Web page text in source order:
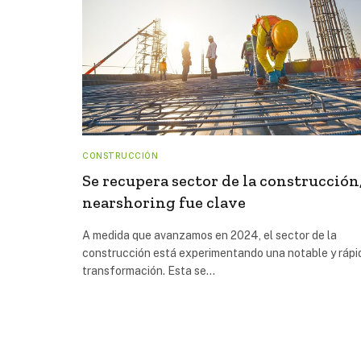
CONSTRUCCIÓN
Se recupera sector de la
nearshoring fue clave
A medida que avanzamos en 2024, el sector de la
construcción está experimentando una notable y
transformación. Esta se…